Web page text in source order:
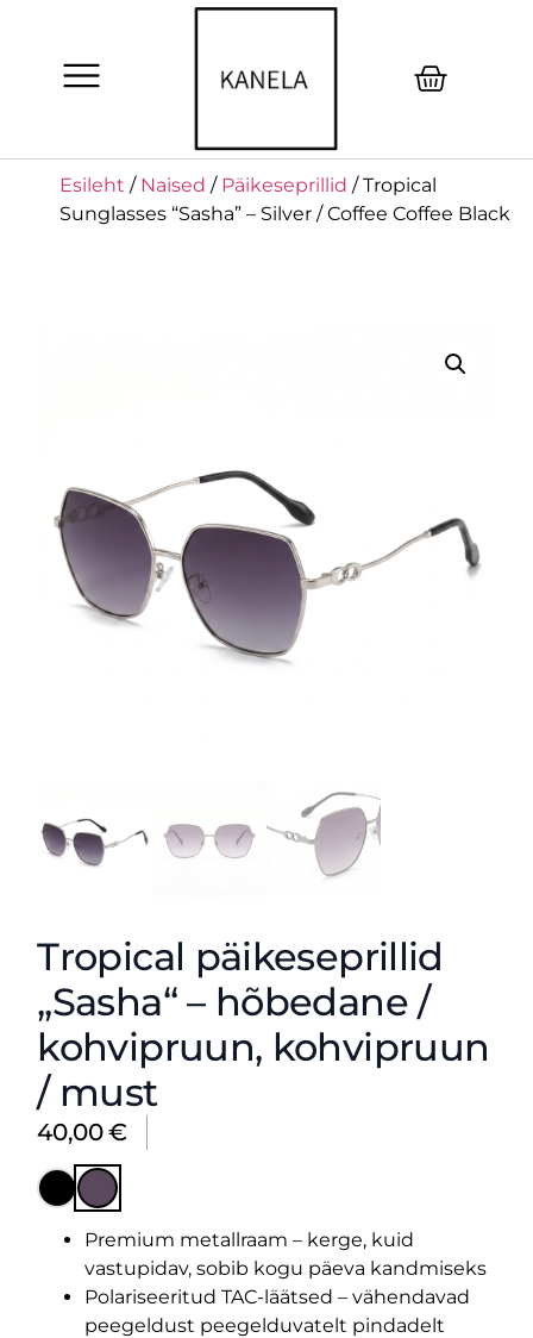
Esileht / Naised / Päikeseprillid / Tropical
Sunglasses “Sasha” – Silver / Coffee Coffee Black
Tropical päikeseprillid
„Sasha“ – hõbedane /
kohvipruun, kohvipruun
/ must
40,00€
Premium metallraam – kerge, kuid
vastupidav, sobib kogu päeva kandmiseks
Polariseeritud TAC-läätsed – vähendavad
peegeldust peegelduvatelt pindadelt